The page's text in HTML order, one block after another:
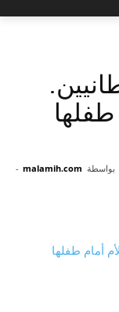
بواسطة malamih.com
-